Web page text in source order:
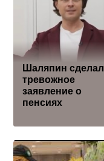
Шаляпин сделал
тревожное
заявление о
пенсиях